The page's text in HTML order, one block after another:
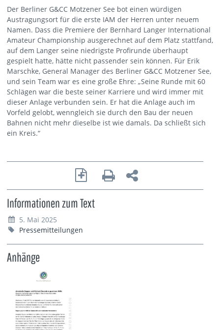
Der Berliner G&CC Motzener See bot einen würdigen
Austragungsort für die erste IAM der Herren unter neuem
Namen. Dass die Premiere der Bernhard Langer International
Amateur Championship ausgerechnet auf dem Platz stattfand,
auf dem Langer seine niedrigste Profirunde überhaupt
gespielt hatte, hätte nicht passender sein können. Für Erik
Marschke, General Manager des Berliner G&CC Motzener See,
und sein Team war es eine große Ehre: „Seine Runde mit 60
Schlägen war die beste seiner Karriere und wird immer mit
dieser Anlage verbunden sein. Er hat die Anlage auch im
Vorfeld gelobt, wenngleich sie durch den Bau der neuen
Bahnen nicht mehr dieselbe ist wie damals. Da schließt sich
ein Kreis.“
Informationen zum Text
5. Mai 2025
Pressemitteilungen
Anhänge